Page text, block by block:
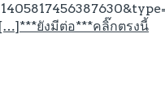
ยังมีต่อ***คลิ๊กตรงนี้